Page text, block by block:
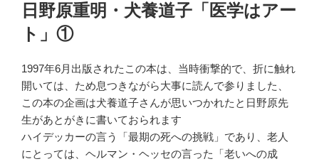
日野原重明・犬養道子「医学はアー
ト」①
1997年6月出版されたこの本は、当時衝撃的で、折に触れ
開いては、ため息つきながら大事に読んで参りました、
この本の企画は犬養道子さんが思いつかれたと日野原先
生があとがきに書いておられます
ハイデッカーの言う「最期の死への挑戦」であり、老人
にとっては、ヘルマン・ヘッセの言った「老いへの成